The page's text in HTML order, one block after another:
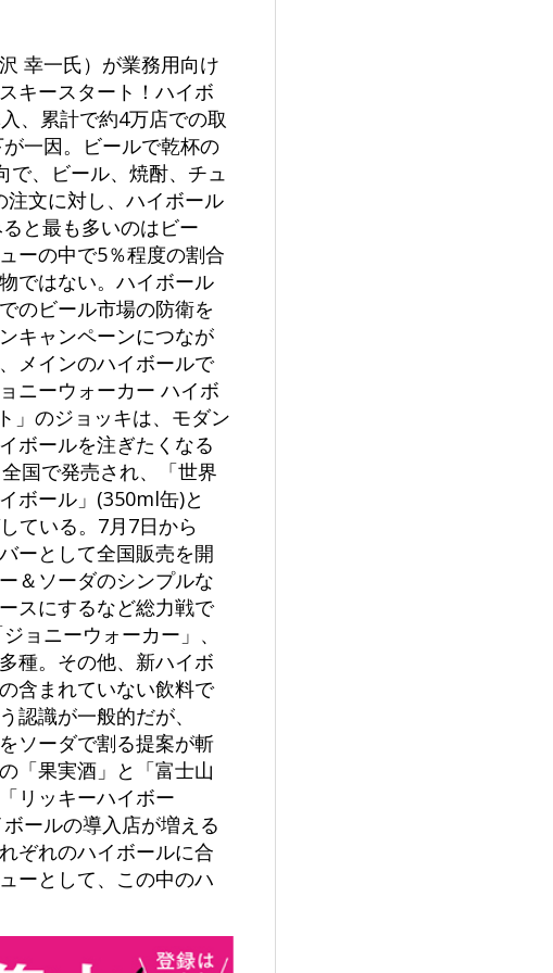
幸一氏）が業務用向け
キースタート！ハイボ
、累計で約4万店での取
一因。ビールで乾杯の
で、ビール、焼酎、チュ
文に対し、ハイボール
と最も多いのはビー
ーの中で5％程度の割合
ではない。ハイボール
のビール市場の防衛を
キャンペーンにつなが
メインのハイボールで
ニーウォーカー ハイボ
」のジョッキは、モダン
ボールを注ぎたくなる
国で発売され、「世界
ボール」(350ml缶)と
ている。7月7日から
ーとして全国販売を開
＆ソーダのシンプルな
スにするなど総力戦で
ョニーウォーカー」、
種。その他、新ハイボ
含まれていない飲料で
識が一般的だが、
ソーダで割る提案が斬
「果実酒」と「富士山
リッキーハイボー
ールの導入店が増える
ぞれのハイボールに合
ーとして、この中のハ